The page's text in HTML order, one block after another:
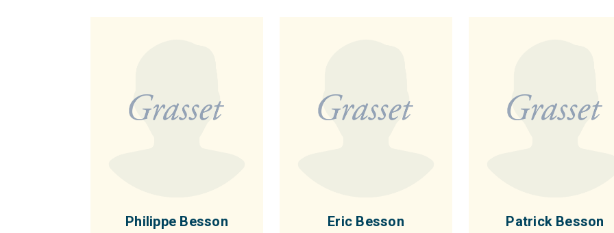
Philippe Besson Eric Besson Patrick Besson